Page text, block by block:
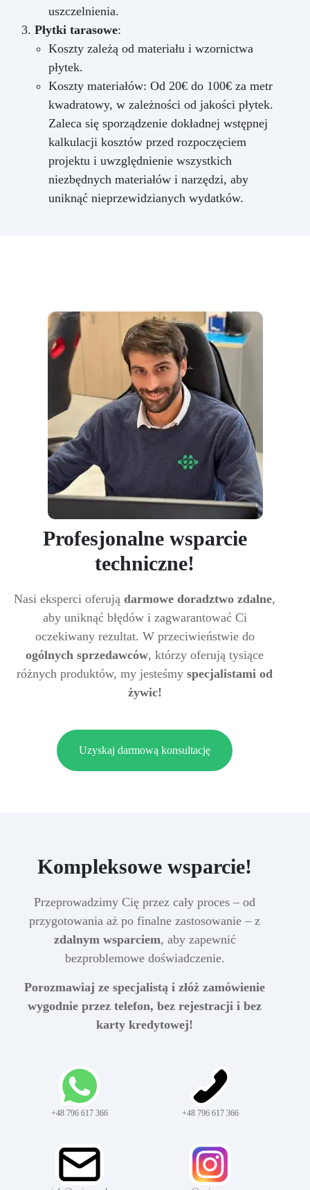
uszczelnienia.
Płytki tarasowe:
Koszty zależą od materiału i wzornictwa
płytek.
Koszty materiałów: Od 20€ do 100€ za metr
kwadratowy, w zależności od jakości płytek.
Zaleca się sporządzenie dokładnej wstępnej
kalkulacji kosztów przed rozpoczęciem
projektu i uwzględnienie wszystkich
niezbędnych materiałów i narzędzi, aby
uniknąć nieprzewidzianych wydatków.
Profesjonalne wsparcie
techniczne!
Nasi eksperci oferują darmowe doradztwo zdalne,
aby uniknąć błędów i zagwarantować Ci
oczekiwany rezultat. W przeciwieństwie do
ogólnych sprzedawców, którzy oferują tysiące
różnych produktów, my jesteśmy specjalistami od
żywic!
Uzyskaj darmową konsultację
Kompleksowe wsparcie!
Przeprowadzimy Cię przez cały proces – od
przygotowania aż po finalne zastosowanie – z
zdalnym wsparciem, aby zapewnić
bezproblemowe doświadczenie.
Porozmawiaj ze specjalistą i złóż zamówienie
wygodnie przez telefon, bez rejestracji i bez
karty kredytowej!
+48 796 617 366 +48 796 617 366